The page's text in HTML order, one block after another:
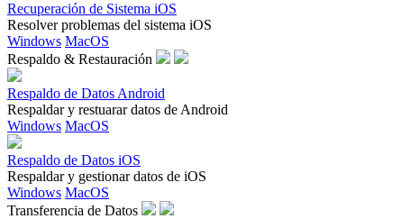
Recuperación de Sistema iOS
Resolver problemas del sistema iOS
Windows MacOS
Respaldo & Restauración
Respaldo de Datos Android
Respaldar y restuarar datos de Android
Windows MacOS
Respaldo de Datos iOS
Respaldar y gestionar datos de iOS
Windows MacOS
Transferencia de Datos